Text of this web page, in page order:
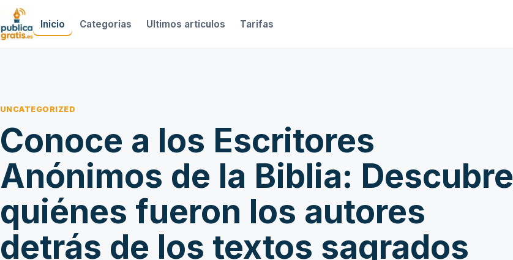
Inicio Categorias Ultimos articulos Tarifas
UNCATEGORIZED
Conoce a los Escritores
Anónimos de la Biblia: Descubre
quiénes fueron los autores
detrás de los textos sagrados